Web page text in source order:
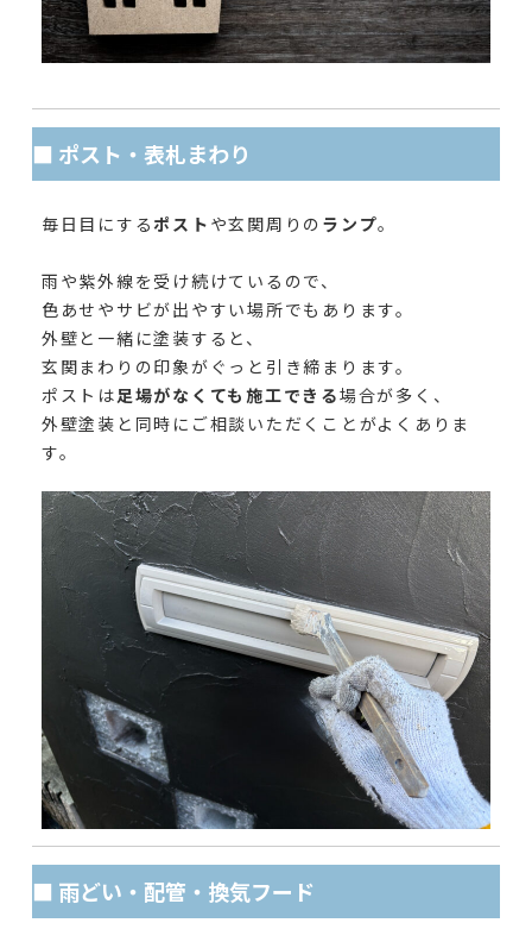
■ ポスト・表札まわり
毎日目にするポスト や玄関周りの ランプ。
雨や紫外線を受け続けているので、
色あせやサビが出やすい場所でもあります。
外壁と一緒に塗装すると、
玄関まわりの印象がぐっと引き締まります。
ポストは足場がなくても施工できる場合が多く、
外壁塗装と同時にご相談いただくことがよくありま
す。
■ 雨どい・配管・換気フード